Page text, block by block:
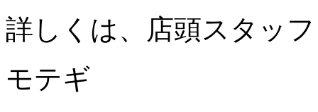
詳しくは、店頭スタッ
モテギ